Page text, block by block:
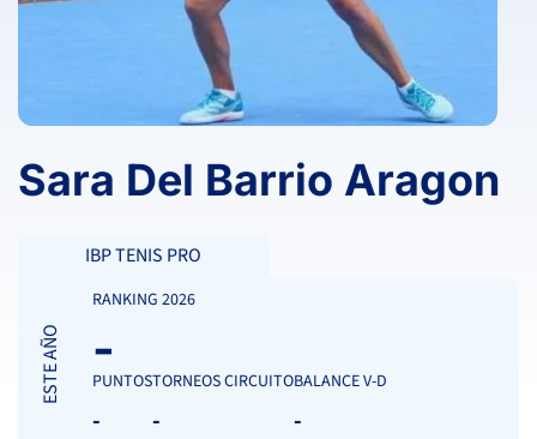
Sara Del Barrio Aragon
IBP TENIS PRO
ESTE AÑO
RANKING 2026
-
PUNTOS
-
TORNEOS CIRCUITO
-
BALANCE V-D
-